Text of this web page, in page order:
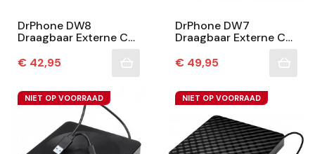
DrPhone DW8
Draagbaar Externe CD
DVD +/- RW Optische
Drive - USB 3.0 & USB
C - Brander -
Prijs
€ 42,95
DrPhone DW7
Draagbaar Externe CD
DVD- RW Optische
Drive - USB 3.0 &
Type-C - Brander -
Prijs
€ 49,95
NIET OP VOORRAAD NIET OP VOORRAAD